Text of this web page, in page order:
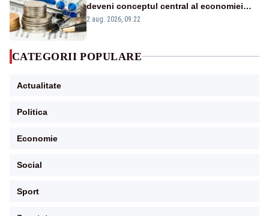
deveni conceptul central al economiei
viitoare?
2 aug. 2026, 09:22
CATEGORII POPULARE
Actualitate
Politica
Economie
Social
Sport